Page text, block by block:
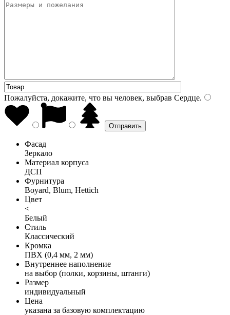
Пожалуйста, докажите, что вы человек, выбрав Сердце.
Фасад
Зеркало
Материал корпуса
ДСП
Фурнитура
Boyard, Blum, Hettich
Цвет
<
Белый
Стиль
Классический
Кромка
ПВХ (0,4 мм, 2 мм)
Внутреннее наполнение
на выбор (полки, корзины, штанги)
Размер
индивидуальный
Цена
указана за базовую комплектацию